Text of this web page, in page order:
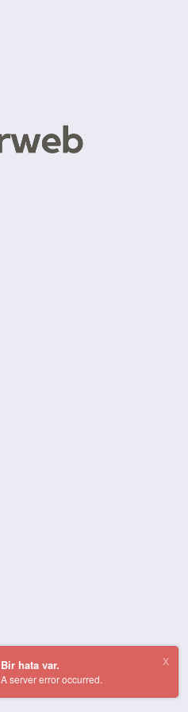
Bir hata var.
A server error occurred.